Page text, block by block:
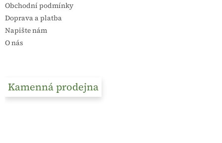
Obchodní podmínky
Doprava a platba
Napište nám
O nás
Kamenná prodejna